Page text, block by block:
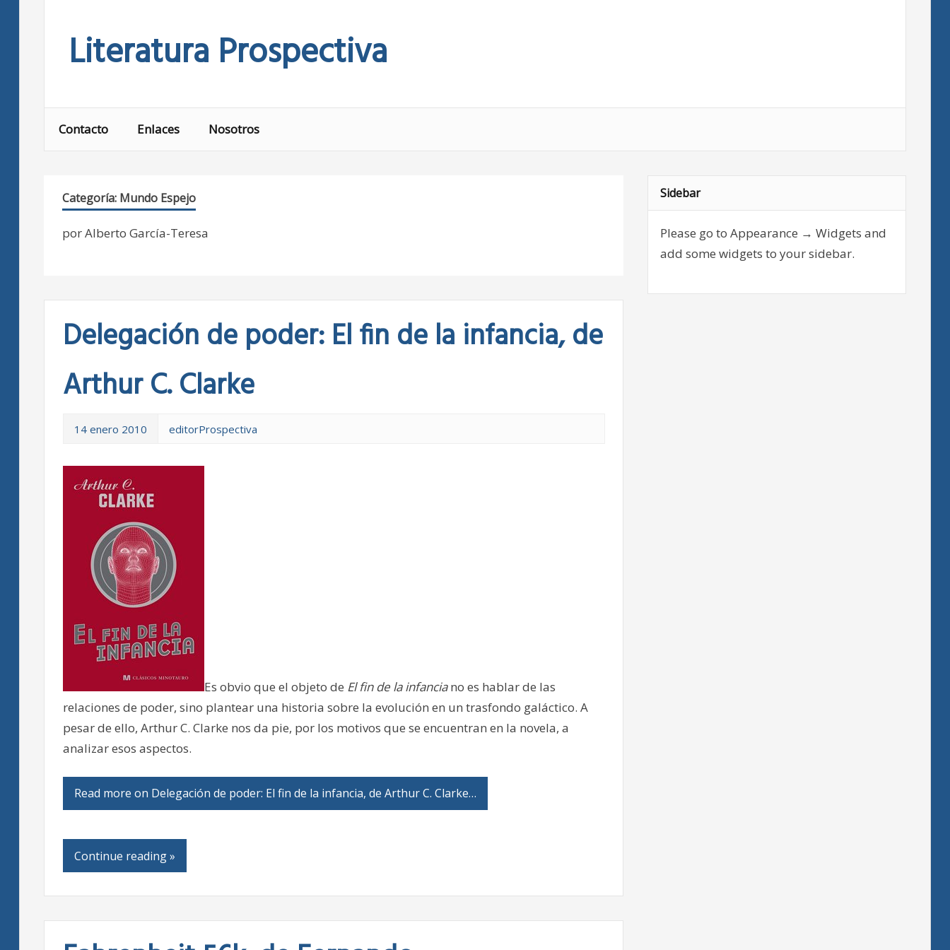
Literatura Prospectiva
Contacto Enlaces Nosotros
Categoría: Mundo Espejo
por Alberto García-Teresa
Delegación de poder: El fin de la infancia, de
Arthur C. Clarke
14 enero 2010 editorProspectiva
Es obvio que el objeto de El fin de la infanciano es hablar de las
relaciones de poder, sino plantear una historia sobre la evolución en un trasfondo galáctico. A
pesar de ello, Arthur C. Clarke nos da pie, por los motivos que se encuentran en la novela, a
analizar esos aspectos.
Read more on Delegación de poder: El fin de la infancia, de Arthur C. Clarke…
Continue reading »
Sidebar
Please go to Appearance → Widgets and
add some widgets to your sidebar.